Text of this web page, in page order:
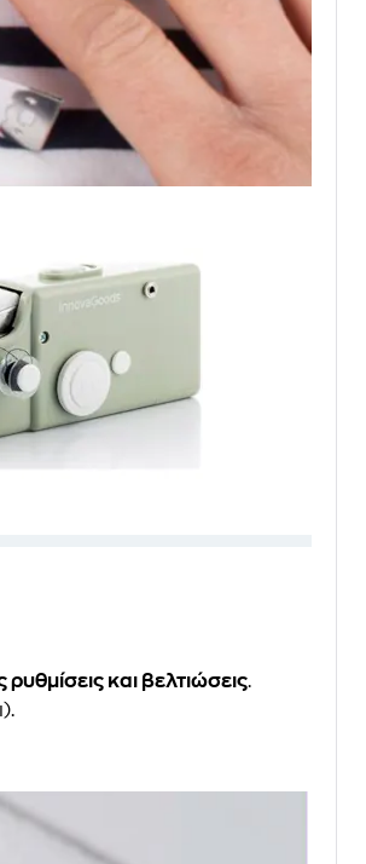
ρυθμίσεις και βελτιώσεις.